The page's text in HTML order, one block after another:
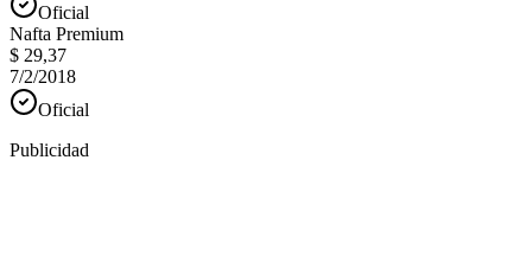
Oficial
Nafta Premium
$ 29,37
7/2/2018
Oficial
Publicidad